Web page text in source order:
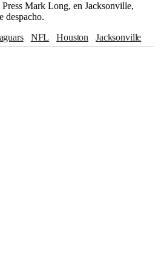
Mark Long, en Jacksonville,
despacho.
NFL Houston
Jacksonville